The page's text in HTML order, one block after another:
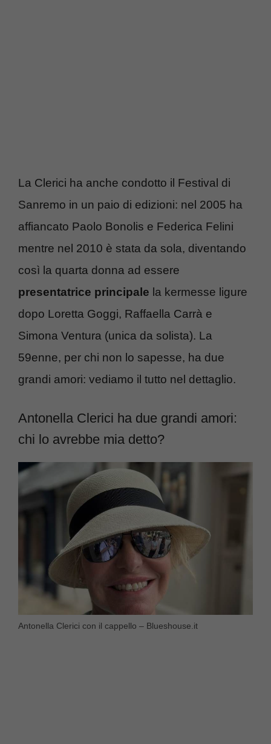
La Clerici ha anche condotto il Festival di
Sanremo in un paio di edizioni: nel 2005 ha
affiancato Paolo Bonolis e Federica Felini
mentre nel 2010 è stata da sola, diventando
così la quarta donna ad essere
presentatrice principale la kermesse ligure
dopo Loretta Goggi, Raffaella Carrà e
Simona Ventura (unica da solista). La
59enne, per chi non lo sapesse, ha due
grandi amori: vediamo il tutto nel dettaglio.
Antonella Clerici ha due grandi amori:
chi lo avrebbe mia detto?
Antonella Clerici con il cappello – Blueshouse.it